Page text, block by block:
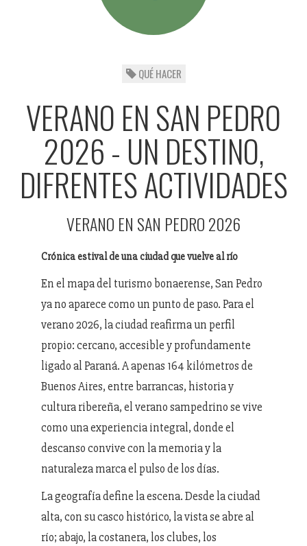
QUÉ HACER
VERANO EN SAN PEDRO
2026 - UN DESTINO,
DIFRENTES ACTIVIDADES
VERANO EN SAN PEDRO 2026
Crónica estival de una ciudad que vuelve al río
En el mapa del turismo bonaerense, San Pedro
ya no aparece como un punto de paso. Para el
verano 2026, la ciudad reafirma un perfil
propio: cercano, accesible y profundamente
ligado al Paraná. A apenas 164 kilómetros de
Buenos Aires, entre barrancas, historia y
cultura ribereña, el verano sampedrino se vive
como una experiencia integral, donde el
descanso convive con la memoria y la
naturaleza marca el pulso de los días.
La geografía define la escena. Desde la ciudad
alta, con su casco histórico, la vista se abre al
río; abajo, la costanera, los clubes, los